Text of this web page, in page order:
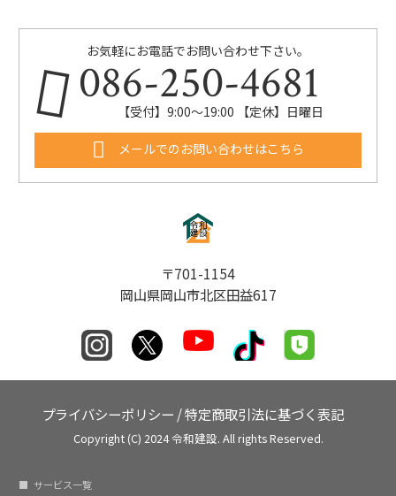
お気軽にお電話でお問い合わせ下さい。
086-250-4681
【受付】9:00〜19:00 【定休】日曜日
メールでのお問い合わせはこちら
〒701-1154
岡山県岡山市北区田益617
プライバシーポリシー /特定商取引法に基づく表記
Copyright (C) 2024 令和建設. All rights Reserved.
サービス一覧